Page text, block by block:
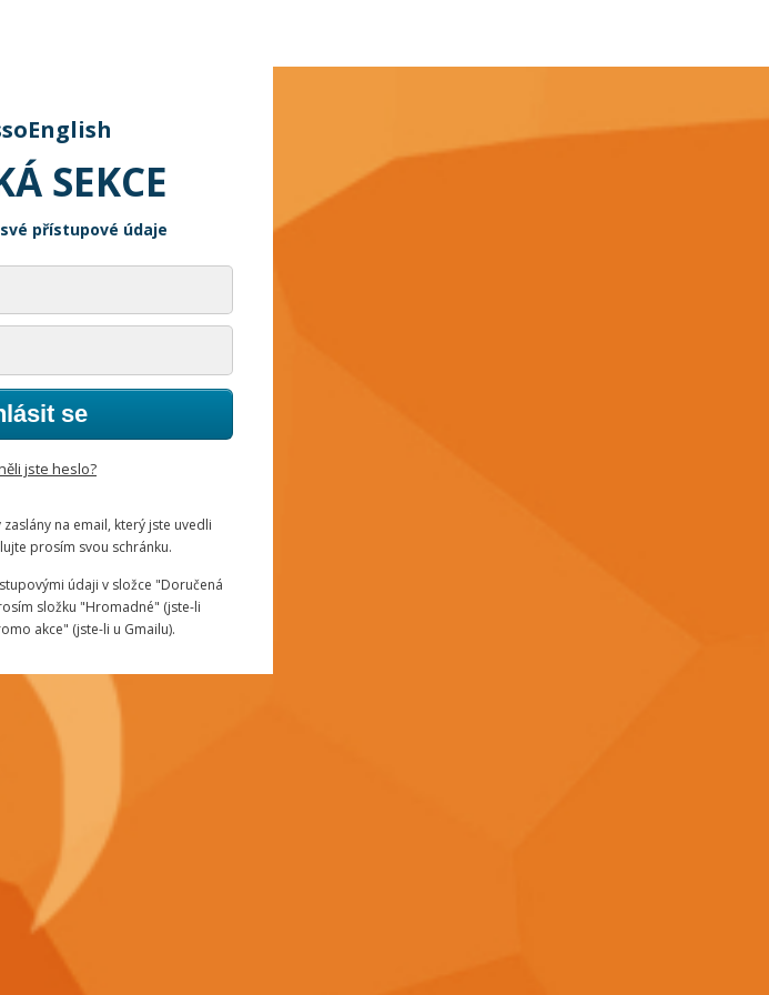
SEKCE
přístupové údaje
se
jste heslo?
na email, který jste uvedli
prosím svou schránku.
údaji v složce "Doručená
složku "Hromadné" (jste-li
akce" (jste-li u Gmailu).